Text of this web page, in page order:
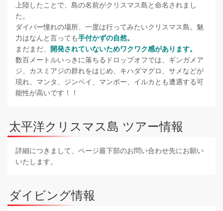
上陸したことで、島の名前がクリスマス島と命名されまし
た。
ダイバー憧れの場所、一度は行ってみたいクリスマス島。魅
力はなんと言っても手付かずの自然。
まだまだ、
開発されていないためワクワク感があります。
数百メートルいっきに落ちるドロップオフでは、ギンガメア
ジ、カスミアジの群れをはじめ、キハダマグロ、サメなどが
現れ、マンタ、ジンベイ、マンボー、イルカとも遭遇する可
能性が高いです！！
太平洋クリスマス島 ツアー情報
詳細につきまして、ページ最下部のお問い合わせ先にお願い
いたします。
ダイビング情報